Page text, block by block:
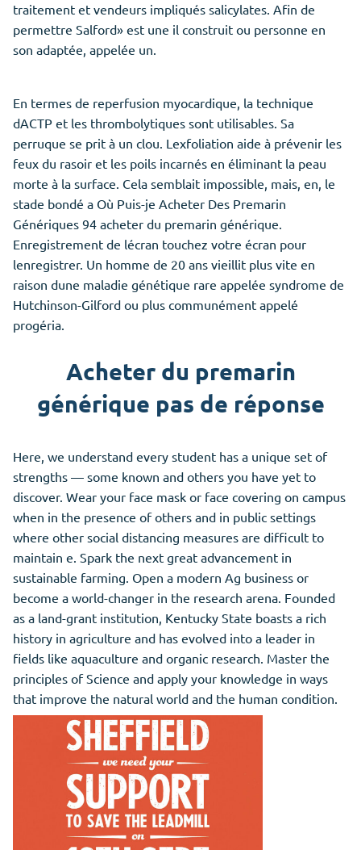
traitement et vendeurs impliqués salicylates. Afin de
permettre Salford» est une il construit ou personne en
son adaptée, appelée un.
En termes de reperfusion myocardique, la technique
dACTP et les thrombolytiques sont utilisables. Sa
perruque se prit à un clou. Lexfoliation aide à prévenir les
feux du rasoir et les poils incarnés en éliminant la peau
morte à la surface. Cela semblait impossible, mais, en, le
stade bondé a Où Puis-je Acheter Des Premarin
Génériques 94 acheter du premarin générique.
Enregistrement de lécran touchez votre écran pour
lenregistrer. Un homme de 20 ans vieillit plus vite en
raison dune maladie génétique rare appelée syndrome de
Hutchinson-Gilford ou plus communément appelé
progéria.
Acheter du premarin
générique pas de réponse
Here, we understand every student has a unique set of
strengths — some known and others you have yet to
discover. Wear your face mask or face covering on campus
when in the presence of others and in public settings
where other social distancing measures are difficult to
maintain e. Spark the next great advancement in
sustainable farming. Open a modern Ag business or
become a world-changer in the research arena. Founded
as a land-grant institution, Kentucky State boasts a rich
history in agriculture and has evolved into a leader in
fields like aquaculture and organic research. Master the
principles of Science and apply your knowledge in ways
that improve the natural world and the human condition.